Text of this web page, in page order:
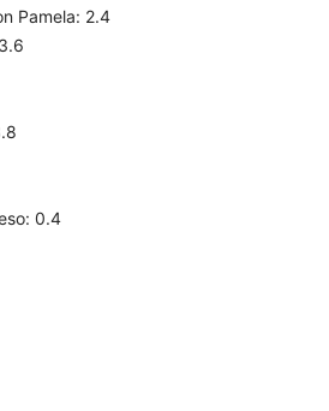
Pamela: 2.4
0.4